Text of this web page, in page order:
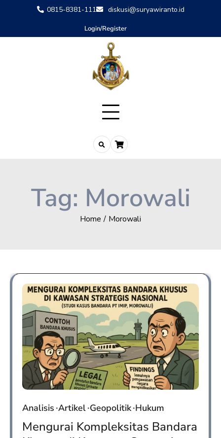
0815-8381-111 diskusi@suryawiranto.id
Login/Register
Tag: Morowali
Home Morowali
Analisis Artikel Geopolitik Hukum
Mengurai Kompleksitas Bandara